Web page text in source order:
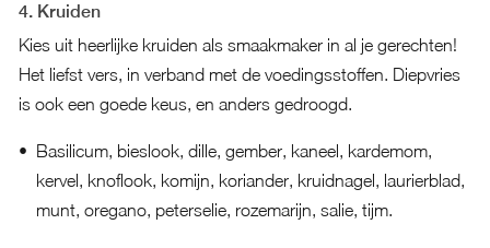
4. Kruiden
Kies uit heerlijke kruiden als smaakmaker in al je gerechten!
Het liefst vers, in verband met de voedingsstoffen. Diepvries
is ook een goede keus, en anders gedroogd.
Basilicum, bieslook, dille, gember, kaneel, kardemom,
kervel, knoflook, komijn, koriander, kruidnagel, laurierblad,
munt, oregano, peterselie, rozemarijn, salie, tijm.